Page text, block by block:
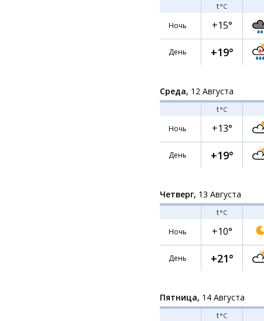
t°C
Ночь
+15°
День +19°
Среда, 12 Августа
t°C
Ночь
+13°
День +19°
Четверг, 13 Августа
t°C
Ночь
+10°
День +21°
Пятница, 14 Августа
t°C